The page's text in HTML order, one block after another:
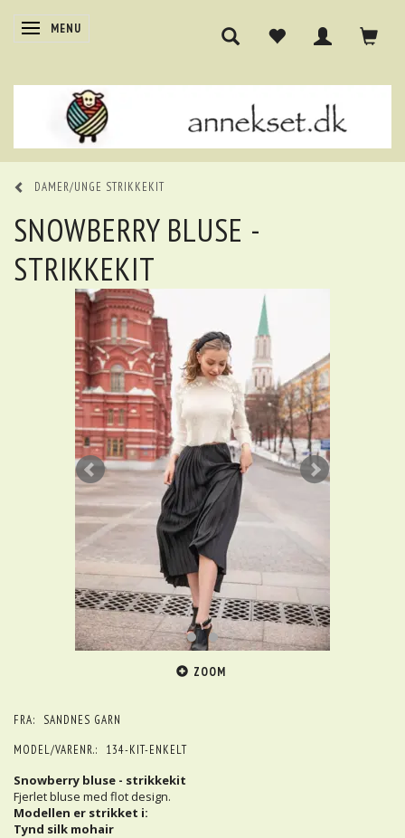
SKIFTE NAVIGATION
MENU
DAMER/UNGE STRIKKEKIT
SNOWBERRY BLUSE -
STRIKKEKIT
ZOOM
FRA:
SANDNES GARN
MODEL/VARENR.:
134-KIT-ENKELT
Snowberry bluse - strikkekit
Fjerlet bluse med flot design.
Modellen er strikket i:
Tynd silk mohair